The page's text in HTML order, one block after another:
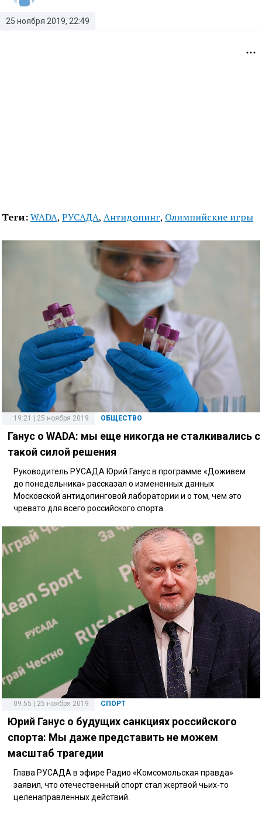
25 ноября 2019, 22:49
Теги:WADA, РУСАДА, Антидопинг, Олимпийские игры
19:21 | 25 ноября 2019 ОБЩЕСТВО
Ганус о WADA: мы еще никогда не сталкивались с
такой силой решения
Руководитель РУСАДА Юрий Ганус в программе «Доживем
до понедельника» рассказал о измененных данных
Московской антидопинговой лаборатории и о том, чем это
чревато для всего российского спорта.
09:55 | 25 ноября 2019 СПОРТ
Юрий Ганус о будущих санкциях российского
спорта: Мы даже представить не можем
масштаб трагедии
Глава РУСАДА в эфире Радио «Комсомольская правда»
заявил, что отечественный спорт стал жертвой чьих-то
целенаправленных действий.